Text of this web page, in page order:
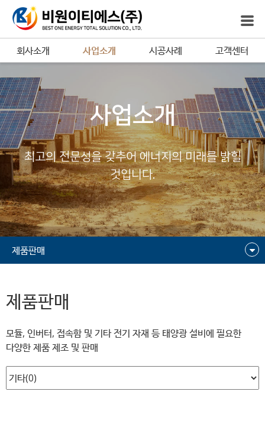
회사소개 사업소개 시공사례 고객센터
사업소개
최고의 전문성을 갖추어 에너지의 미래를 밝힐
것입니다.
제품판매
제품판매
모듈, 인버터, 접속함 및 기타 전기 자재 등 태양광 설비에 필요한
다양한 제품 제조 및 판매